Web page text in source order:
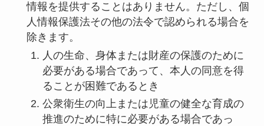
情報を提供することはありません。ただし、個
人情報保護法その他の法令で認められる場合を
除きます。
人の生命、身体または財産の保護のために
必要がある場合であって、本人の同意を得
ることが困難であるとき
公衆衛生の向上または児童の健全な育成の
推進のために特に必要がある場合であっ